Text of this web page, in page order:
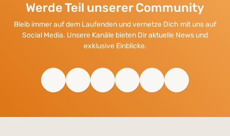
Werde Teil unserer Community
Bleib immer auf dem Laufenden und vernetze Dich mit uns auf
Social Media. Unsere Kanäle bieten Dir aktuelle News und
exklusive Einblicke.